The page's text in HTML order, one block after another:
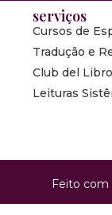
serviços
Cursos de
Tradução e
Club del
Leituras
Feito com